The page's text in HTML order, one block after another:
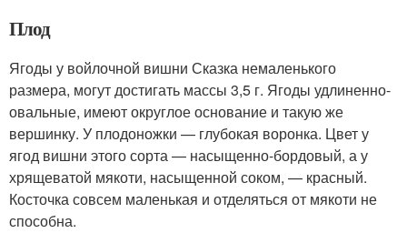
Плод
Ягоды у войлочной вишни Сказка немаленького
размера, могут достигать массы 3,5 г. Ягоды удлиненно-
овальные, имеют округлое основание и такую же
вершинку. У плодоножки — глубокая воронка. Цвет у
ягод вишни этого сорта — насыщенно-бордовый, а у
хрящеватой мякоти, насыщенной соком, — красный.
Косточка совсем маленькая и отделяться от мякоти не
способна.